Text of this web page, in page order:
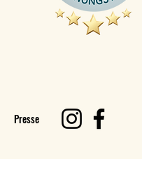
Presse